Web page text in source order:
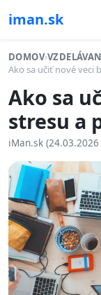
iman.sk
DOMOV›
Ako sa učiť nové veci
Ako sa
stresu a
iMan.sk